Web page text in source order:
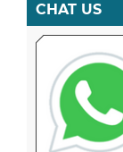
CHAT US